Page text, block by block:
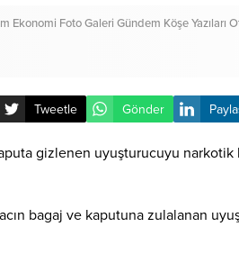
Ekonomi Foto Galeri Gündem Köşe Yazıları
Tweetle Gönder
bagaj ve kaputuna zulalanan